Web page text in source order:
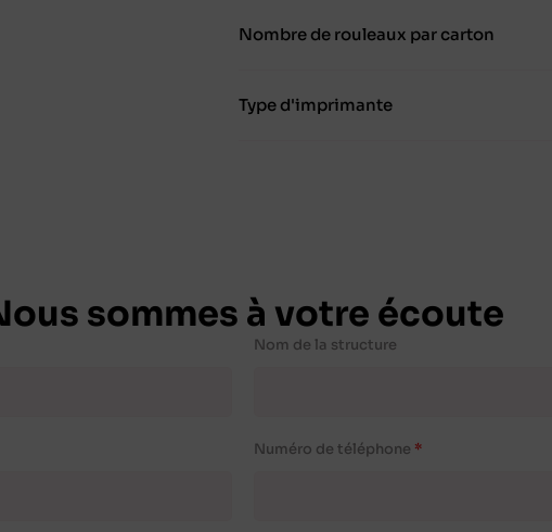
Nombre de rouleaux par carton
Type d'imprimante
sommes à votre écoute
Nom de la structure
Numéro de téléphone